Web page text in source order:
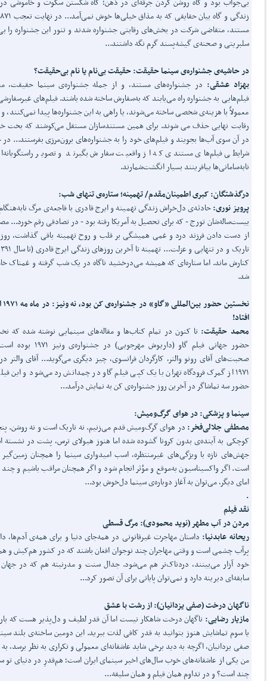
مستند، متقاضی شرکت در بخش‌های رقابتی جشنواره شدند و تنور این جشنواره را
سلبریتی و صحنه‌ی گیشه‌پسند گرم نگه داشتند...
در حاشیه‌ی جشنواره‌ی سینما حقیقت: حقیقت بی‌نام یا نام بی‌حقیقت؟
بهزاد عشقی: در جشنواره‌های مستند، و از جمله جشنواره‌ی سینما حقیقت،
فیلم‌هایی به جشنواره راه می‌یابند که به‌سفارش ساخته شده باشند. فیلم‌های
معمولاً با هزینه‌ی شخصی ساخته می‌شوند، یا راهی به این جشنواره‌ها پیدا نمی‌کنند، و
رقابت نهایی حذف می شوند. برای همین مستندسازان مستقل می‌کوشند که بخت
در آن سوی آب‌ها بجویند و فیلم‌های خود را به جشنواره‌های برون‌مرزی بفرستند...
شرایطی فیلم‌های مستندی که از واقعیت سفارش بگیرند و تصویر
نابه‌سامانی‌ها بیافرینند بسیار انگشت‌شمارند.
درگذشتگان: کبری اطمینان‌مقدم/ تهمینه؛ ستاره‌ی تنهای شب:
پرویز نوری:حادثه‌ی دل‌خراش زندگی تهمینه و ایرج قادری با فاجعه‌ی مرگ
بیست‌ساله‌شان تورج - که برای تحصیل به آمریکا رفته بود - در تصادفی رقم خورد...
از دست دادن فرزند درد و غمی همیشگی بر قلب و روح تهمینه باقی گذاشت،
کنارش ماند. اما ستاره‌ای که همیشه می‌درخشید ناگاه در یک شب گرفته و غمناک
شد.
افتاد!
محمد حقیقت: تا کنون در تمام کتاب‌ها و مقاله‌های سینمایی نوشته شده که
حضور جهانی فیلم گاو (داریوش مهرجویی) در
صحبت‌های آقای رونو والتر، کارگردان فرانسوی، چیز دیگری می‌گوید... آقای والتر
۱۹۷۱ از گمرک فرودگاه تهران با یک کپی فیلم گاو در چمدانش رد می‌شود و این
حضور سه تماشاگر در آخرین روز جشنواره‌ی کن به نمایش درآمد...
سینما و پزشکی: در هوای گرگ‌ومیش:
مصطفی جلالی‌فخر: در هوای گرگ‌ومیش قدم می‌زنیم. نه تاریک است و نه روشن.
کوچکی به آینده‌ی بدون کرونا گشوده شده اما هنوز هیولای ترس، پشت در
جهش‌های تازه با ویژگی‌های غیرمنتظره، اسب امیدواری سینما را همچنان
است. اگر واکسیناسیون به‌موقع و مؤثر انجام شود و اگر همچنان مراقب باشیم و چند
امای دیگر، می‌توان به آغاز دوباره‌ی سینما دل‌خوش بود...
.
نقد فیلم
مردن در آب مطهر (نوید محمودی): مرگ قسطی
ریحانه عابدنیا: داستان مهاجرت غیرقانونی در همه‌جای دنیا و برای همه‌ی آدم‌ها،
پرآب چشمی است و وقتی مهاجران چند نوجوان افغان باشند که در کشور هم‌کیش و
خود آزار می‌بینند، دردناک‌تر هم می‌شود. جدال سنت و مدرنیته هم که در
سابقه‌ای دیرینه دارد و نمی‌توان پایانی برای آن تصور کرد...
ناگهان درخت (صفی یزدانیان): از رشت با عشق
مازیار رضایی: ناگهان درخت شاهکار نیست اما آن قدر لطیف و دل‌پذیر هست که
یا سوم تماشایش هنوز بتوانید به قدر کافی لذت ببرید. این دومین ساخته‌ی بلند
صفی یزدانیان، اگرچه به دید برخی شاید عاشقانه‌ای معمولی و تکراری به نظر برسد،
من یکی از عاشقانه‌های خوب سال‌های اخیر سینمای ایران است؛ هم‌قدرِ در دنیای
چند است؟ و در تداوم همان فیلم و همان سلیقه...